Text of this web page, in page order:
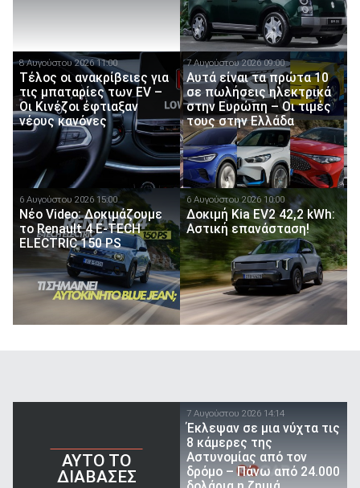
8 Αυγούστου 2026 11:00
Τέλος οι ανακρίβειες για
τις μπαταρίες των EV –
Οι Κινέζοι έφτιαξαν
νέους κανόνες
7 Αυγούστου 2026 09:00
Αυτά είναι τα πρώτα 10
σε πωλήσεις ηλεκτρικά
στην Ευρώπη – Οι τιμές
τους στην Ελλάδα
6 Αυγούστου 2026 15:00
Νέο Video: Δοκιμάζουμε
το Renault 4 E-TECH
ELECTRIC 150 PS
6 Αυγούστου 2026 10:00
Δοκιμή Kia EV2 42,2 kWh:
Αστική επανάσταση!
AYTO TO
ΔΙΑΒΑΣΕΣ
7 Αυγούστου 2026 14:14
Έκλεψαν σε μια νύχτα τις
8 κάμερες της
Αστυνομίας από τον
δρόμο – Πάνω από 24.000